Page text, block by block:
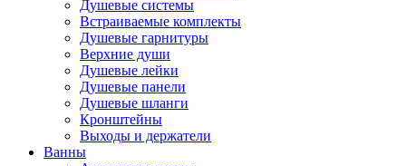
Душевые системы
Встраиваемые комплекты
Душевые гарнитуры
Верхние души
Душевые лейки
Душевые панели
Душевые шланги
Кронштейны
Выходы и держатели
Ванны